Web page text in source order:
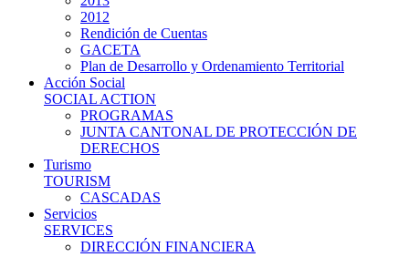
2012
Rendición de Cuentas
GACETA
Plan de Desarrollo y Ordenamiento Territorial
Acción Social
SOCIAL ACTION
PROGRAMAS
JUNTA CANTONAL DE PROTECCIÓN DE
DERECHOS
Turismo
TOURISM
CASCADAS
Servicios
SERVICES
DIRECCIÓN FINANCIERA